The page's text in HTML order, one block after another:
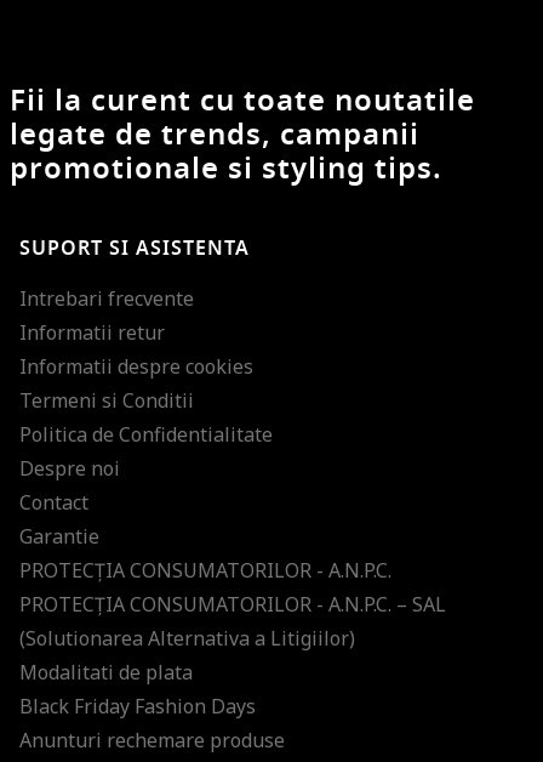
Fii la curent cu toate noutatile
legate de trends, campanii
promotionale si styling tips.
SUPORT SI ASISTENTA
Intrebari frecvente
Informatii retur
Informatii despre cookies
Termeni si Conditii
Politica de Confidentialitate
Despre noi
Contact
Garantie
PROTECŢIA CONSUMATORILOR - A.N.P.C.
PROTECŢIA CONSUMATORILOR - A.N.P.C. – SAL
(Solutionarea Alternativa a Litigiilor)
Modalitati de plata
Black Friday Fashion Days
Anunturi rechemare produse